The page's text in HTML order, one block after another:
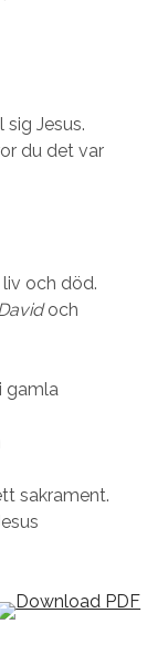
Jesus.
du det var
och död.
och
gamla
sakrament.